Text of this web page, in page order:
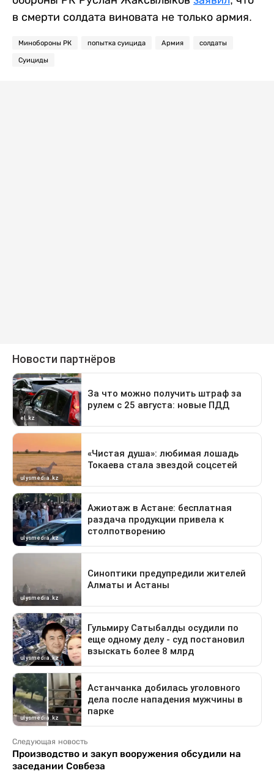
в смерти солдата виновата не только армия.
Минобороны РК попытка суицида Армия солдаты
Суициды
Следующая новость
Производство и закуп вооружения обсудили на
заседании Совбеза